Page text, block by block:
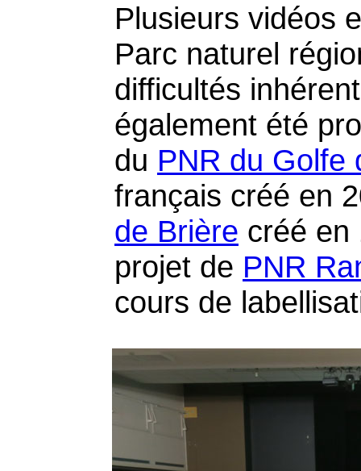
Plusieurs vidéos
Parc naturel
difficultés
également été
du PNR du Golfe
français créé en
de Brière créé en
projet de PNR
cours de